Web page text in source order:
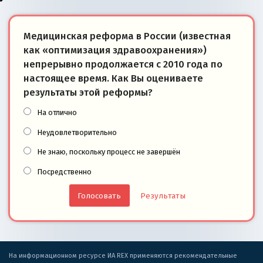
Медицинская реформа в России (известная
как «оптимизация здравоохранения»)
непрерывно продолжается с 2010 года по
настоящее время. Как Вы оцениваете
результаты этой реформы?
На отлично
Неудовлетворительно
Не знаю, поскольку процесс не завершён
Посредственно
Результаты
На информационном ресурсе ИА REX применяются рекомендательные